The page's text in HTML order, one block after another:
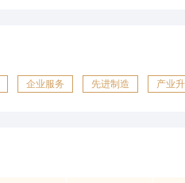
企业服务 先进制造 产业